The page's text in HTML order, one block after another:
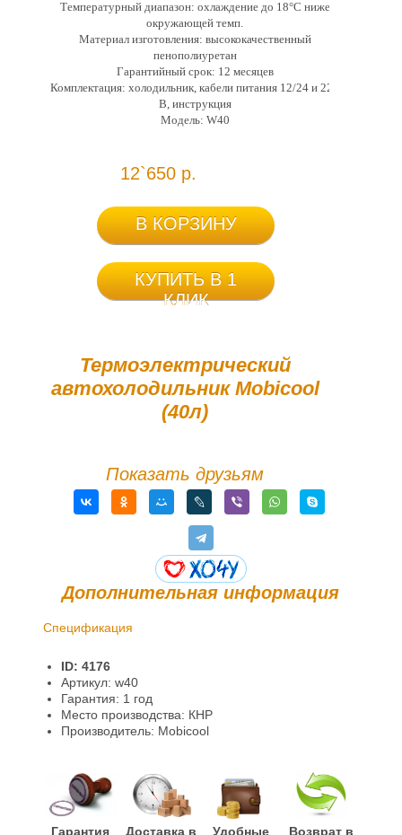
Термоэлектрический
автохолодильник Mobicool
(40л)
Температурный диапазон: охлаждение до 18°C ниже
окружающей темп.
Материал изготовления: высококачественный
пенополиуретан
Гарантийный срок: 12 месяцев
Комплектация: холодильник, кабели питания 12/24 и 220
В, инструкция
Модель: W40
12`650 р.
В КОРЗИНУ
КУПИТЬ В 1
КЛИК
Показать друзьям
Дополнительная информация
Спецификация
Гарантии и возврат
ID: 4176
Артикул: w40
Гарантия: 1 год
Место производства: КНР
Производитель: Mobicool
Гарантия
Доставка в
Удобные
Возврат в